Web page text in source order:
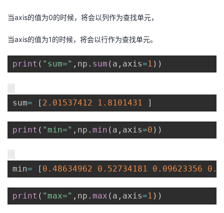
当axis的值为0的时候，将会以列作为查找单元，
当axis的值为1的时候，将会以行作为查找单元。
print ( "sum=" , np . sum ( a , axis=1 ) )
sum= [ 2.01537412 1.8101431 ]
print ( "min=" , np . min ( a , axis=0 ) )
min= [ 0.48634962 0.52734181 0.09623356
print ( "max=" , np . max ( a , axis=1 ) )